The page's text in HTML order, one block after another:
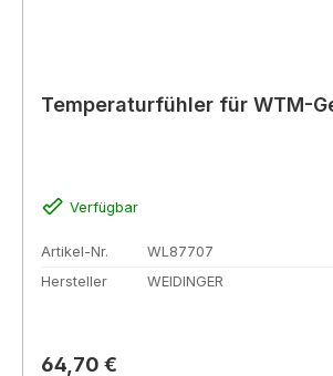
Temperaturfühler für WTM-
Verfügbar
Artikel-Nr.
WL87707
Hersteller
WEIDINGER
Regulärer Preis:
64,70 €